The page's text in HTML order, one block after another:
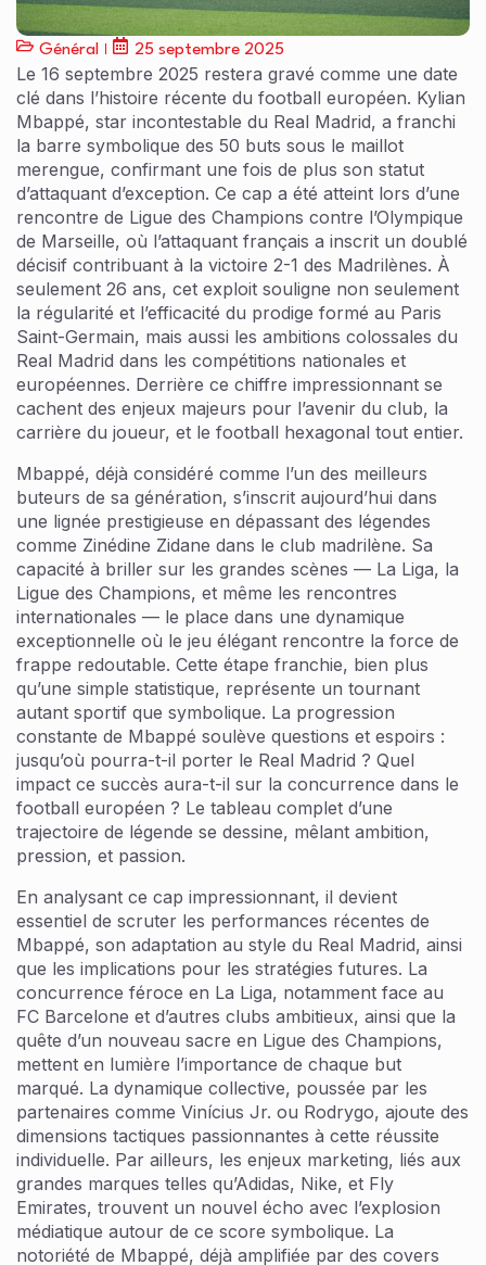
Général 25 septembre 2025
Le 16 septembre 2025 restera gravé comme une date
clé dans l’histoire récente du football européen. Kylian
Mbappé, star incontestable du Real Madrid, a franchi
la barre symbolique des 50 buts sous le maillot
merengue, confirmant une fois de plus son statut
d’attaquant d’exception. Ce cap a été atteint lors d’une
rencontre de Ligue des Champions contre l’Olympique
de Marseille, où l’attaquant français a inscrit un doublé
décisif contribuant à la victoire 2-1 des Madrilènes. À
seulement 26 ans, cet exploit souligne non seulement
la régularité et l’efficacité du prodige formé au Paris
Saint-Germain, mais aussi les ambitions colossales du
Real Madrid dans les compétitions nationales et
européennes. Derrière ce chiffre impressionnant se
cachent des enjeux majeurs pour l’avenir du club, la
carrière du joueur, et le football hexagonal tout entier.
Mbappé, déjà considéré comme l’un des meilleurs
buteurs de sa génération, s’inscrit aujourd’hui dans
une lignée prestigieuse en dépassant des légendes
comme Zinédine Zidane dans le club madrilène. Sa
capacité à briller sur les grandes scènes — La Liga, la
Ligue des Champions, et même les rencontres
internationales — le place dans une dynamique
exceptionnelle où le jeu élégant rencontre la force de
frappe redoutable. Cette étape franchie, bien plus
qu’une simple statistique, représente un tournant
autant sportif que symbolique. La progression
constante de Mbappé soulève questions et espoirs :
jusqu’où pourra-t-il porter le Real Madrid ? Quel
impact ce succès aura-t-il sur la concurrence dans le
football européen ? Le tableau complet d’une
trajectoire de légende se dessine, mêlant ambition,
pression, et passion.
En analysant ce cap impressionnant, il devient
essentiel de scruter les performances récentes de
Mbappé, son adaptation au style du Real Madrid, ainsi
que les implications pour les stratégies futures. La
concurrence féroce en La Liga, notamment face au
FC Barcelone et d’autres clubs ambitieux, ainsi que la
quête d’un nouveau sacre en Ligue des Champions,
mettent en lumière l’importance de chaque but
marqué. La dynamique collective, poussée par les
partenaires comme Vinícius Jr. ou Rodrygo, ajoute des
dimensions tactiques passionnantes à cette réussite
individuelle. Par ailleurs, les enjeux marketing, liés aux
grandes marques telles qu’Adidas, Nike, et Fly
Emirates, trouvent un nouvel écho avec l’explosion
médiatique autour de ce score symbolique. La
notoriété de Mbappé, déjà amplifiée par des covers